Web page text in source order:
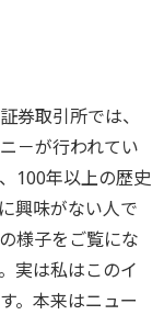
券取引所では、
－が行われてい
100年以上の歴史
興味がない人で
様子をご覧にな
実は私はこのイ
。本来はニュー